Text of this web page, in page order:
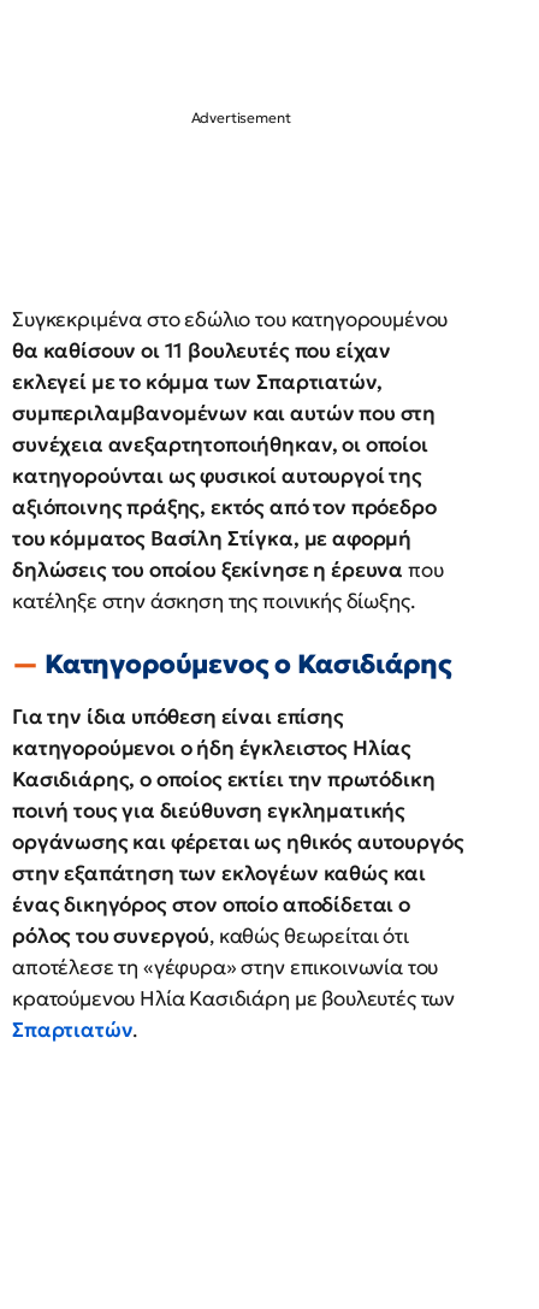
Συγκεκριμένα στο εδώλιο του κατηγορουμένου
θα καθίσουν οι 11 βουλευτές που είχαν
εκλεγεί με το κόμμα των Σπαρτιατών,
συμπεριλαμβανομένων και αυτών που στη
συνέχεια ανεξαρτητοποιήθηκαν, οι οποίοι
κατηγορούνται ως φυσικοί αυτουργοί της
αξιόποινης πράξης, εκτός από τον πρόεδρο
του κόμματος Βασίλη Στίγκα, με αφορμή
δηλώσεις του οποίου ξεκίνησε η έρευνα που
κατέληξε στην άσκηση της ποινικής δίωξης.
Κατηγορούμενος ο Κασιδιάρης
Για την ίδια υπόθεση είναι επίσης
κατηγορούμενοι ο ήδη έγκλειστος Ηλίας
Κασιδιάρης, ο οποίος εκτίει την πρωτόδικη
ποινή τους για διεύθυνση εγκληματικής
οργάνωσης και φέρεται ως ηθικός αυτουργός
στην εξαπάτηση των εκλογέων καθώς και
ένας δικηγόρος στον οποίο αποδίδεται ο
ρόλος του συνεργού, καθώς θεωρείται ότι
αποτέλεσε τη «γέφυρα» στην επικοινωνία του
κρατούμενου Ηλία Κασιδιάρη με βουλευτές των
Σπαρτιατών.